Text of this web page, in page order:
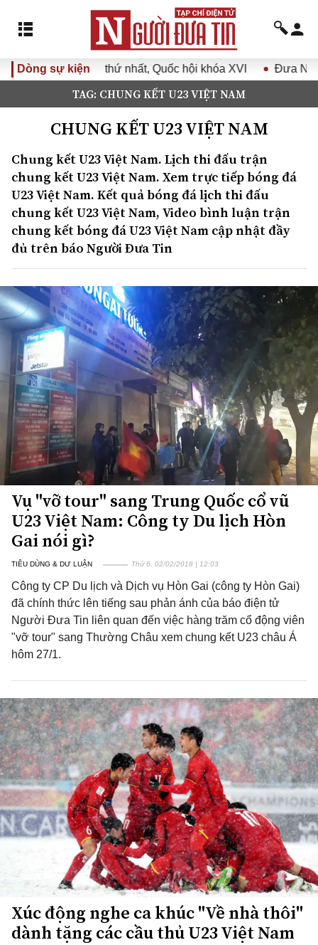
Dòng sự kiện
Quốc hội khóa XVI Đưa Nghị quyết Đại hội Đảng
TAG: CHUNG KẾT U23 VIỆT NAM
CHUNG KẾT U23 VIỆT NAM
Chung kết U23 Việt Nam. Lịch thi đấu trận
chung kết U23 Việt Nam. Xem trực tiếp bóng đá
U23 Việt Nam. Kết quả bóng đá lịch thi đấu
chung kết U23 Việt Nam, Video bình luận trận
chung kết bóng đá U23 Việt Nam cập nhật đầy
đủ trên báo Người Đưa Tin
Vụ "vỡ tour" sang Trung Quốc cổ vũ
U23 Việt Nam: Công ty Du lịch Hòn
Gai nói gì?
TIÊU DÙNG & DƯ LUẬN Thứ 6, 02/02/2018 | 12:03
Công ty CP Du lịch và Dịch vụ Hòn Gai (công ty Hòn Gai)
đã chính thức lên tiếng sau phản ánh của báo điện tử
Người Đưa Tin liên quan đến việc hàng trăm cổ động viên
"vỡ tour" sang Thường Châu xem chung kết U23 châu Á
hôm 27/1.
Xúc động nghe ca khúc "Về nhà thôi"
dành tặng các cầu thủ U23 Việt Nam